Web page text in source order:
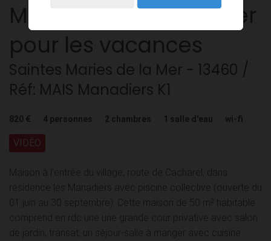
Maison 3 piècesà louer
pour les vacances
Saintes Maries de la Mer - 13460 /
Réf: MAIS Manadiers K1
820 € 4 personnes 2 chambres 1 salle d'eau wi-fi
VIDÉO
Maison à l'entrée du village, route de Cacharel, dans
résidence les Manadiers avec piscine collective (ouverte du
01 juin au 30 septembre). Cette maison de 50 m² habitable
comprend en rdc une une grande cour privative avec salon
de jardin, transat, un séjour-salle à manger avec cuisine